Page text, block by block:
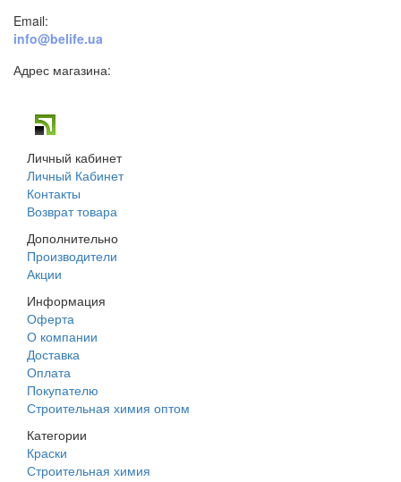
Email:
info@belife.ua
Адрес магазина:
Личный кабинет
Личный Кабинет
Контакты
Возврат товара
Дополнительно
Производители
Акции
Информация
Оферта
О компании
Доставка
Оплата
Покупателю
Строительная химия оптом
Категории
Краски
Строительная химия